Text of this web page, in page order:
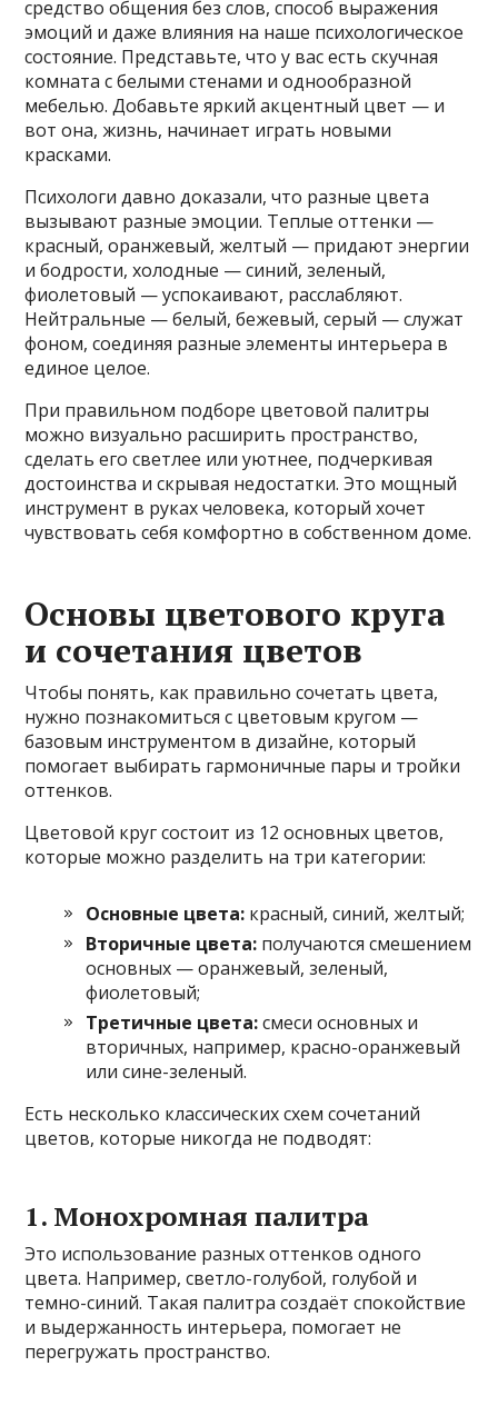
средство общения без слов, способ выражения
эмоций и даже влияния на наше психологическое
состояние. Представьте, что у вас есть скучная
комната с белыми стенами и однообразной
мебелью. Добавьте яркий акцентный цвет — и
вот она, жизнь, начинает играть новыми
красками.
Психологи давно доказали, что разные цвета
вызывают разные эмоции. Теплые оттенки —
красный, оранжевый, желтый — придают энергии
и бодрости, холодные — синий, зеленый,
фиолетовый — успокаивают, расслабляют.
Нейтральные — белый, бежевый, серый — служат
фоном, соединяя разные элементы интерьера в
единое целое.
При правильном подборе цветовой палитры
можно визуально расширить пространство,
сделать его светлее или уютнее, подчеркивая
достоинства и скрывая недостатки. Это мощный
инструмент в руках человека, который хочет
чувствовать себя комфортно в собственном доме.
Основы цветового круга
и сочетания цветов
Чтобы понять, как правильно сочетать цвета,
нужно познакомиться с цветовым кругом —
базовым инструментом в дизайне, который
помогает выбирать гармоничные пары и тройки
оттенков.
Цветовой круг состоит из 12 основных цветов,
которые можно разделить на три категории:
Основные цвета: красный, синий, желтый;
Вторичные цвета: получаются смешением
основных — оранжевый, зеленый,
фиолетовый;
Третичные цвета:смеси основных и
вторичных, например, красно-оранжевый
или сине-зеленый.
Есть несколько классических схем сочетаний
цветов, которые никогда не подводят:
1. Монохромная палитра
Это использование разных оттенков одного
цвета. Например, светло-голубой, голубой и
темно-синий. Такая палитра создаёт спокойствие
и выдержанность интерьера, помогает не
перегружать пространство.